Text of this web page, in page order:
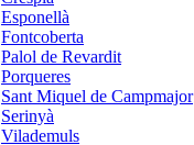
Esponellà
Fontcoberta
Palol de Revardit
Porqueres
Sant Miquel de Campmajor
Serinyà
Vilademuls